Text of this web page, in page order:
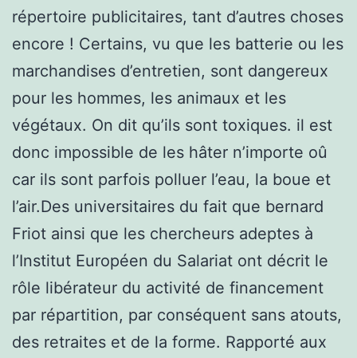
répertoire publicitaires, tant d’autres choses
encore ! Certains, vu que les batterie ou les
marchandises d’entretien, sont dangereux
pour les hommes, les animaux et les
végétaux. On dit qu’ils sont toxiques. il est
donc impossible de les hâter n’importe oû
car ils sont parfois polluer l’eau, la boue et
l’air.Des universitaires du fait que bernard
Friot ainsi que les chercheurs adeptes à
l’Institut Européen du Salariat ont décrit le
rôle libérateur du activité de financement
par répartition, par conséquent sans atouts,
des retraites et de la forme. Rapporté aux